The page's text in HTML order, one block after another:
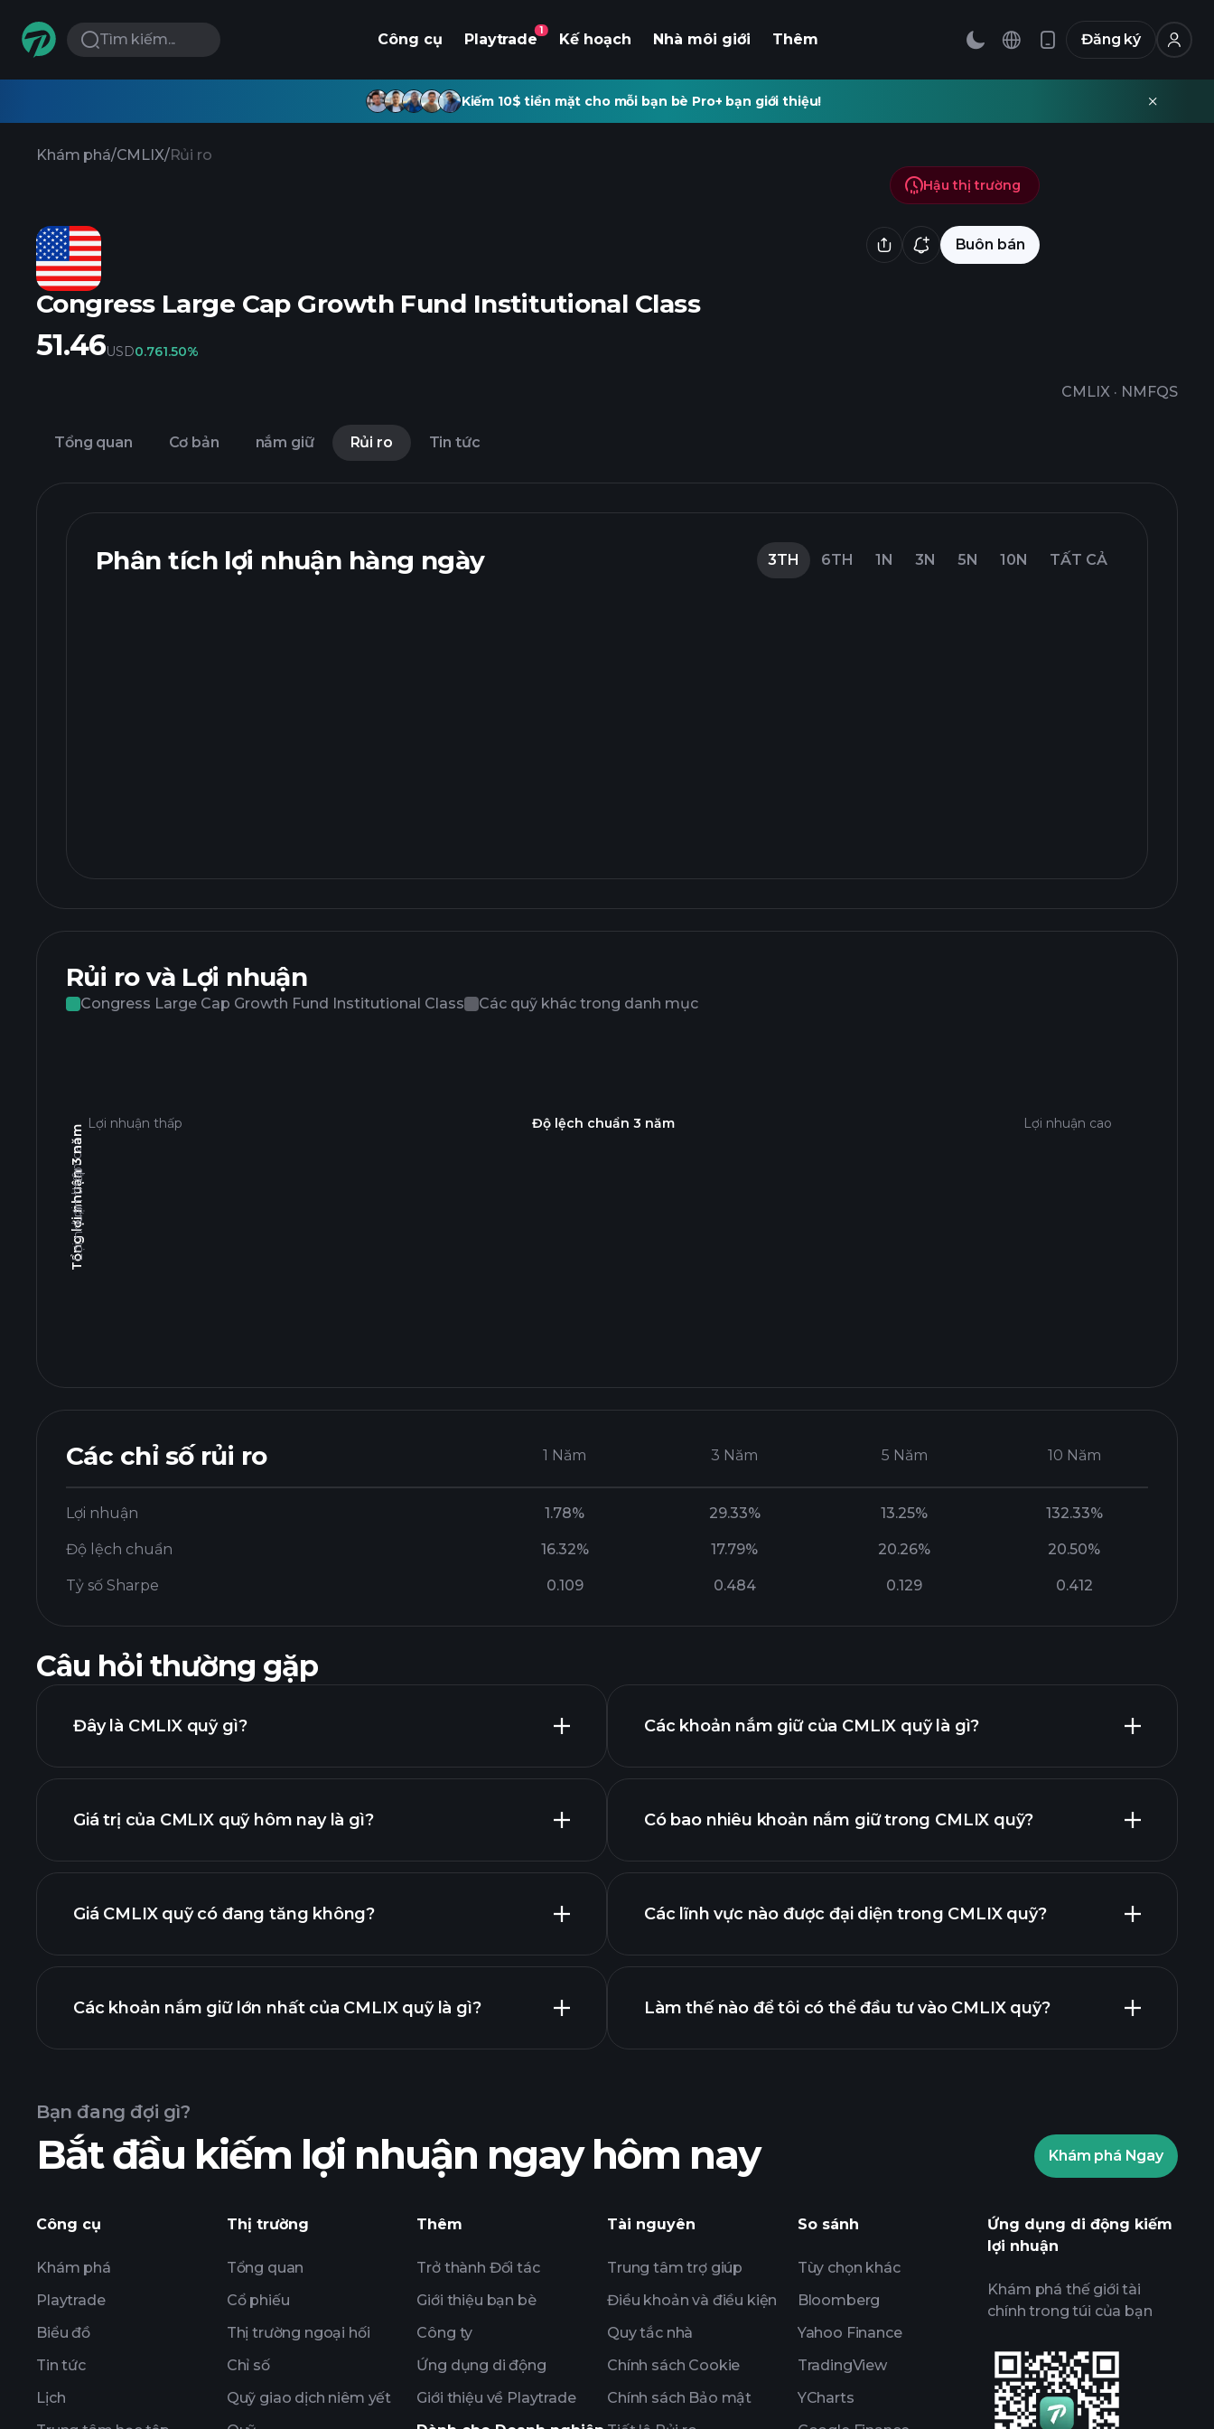
Tìm kiếm... Công cụ Playtrade
1
Kế hoạch Nhà môi giới Thêm Đăng ký
Kiếm 10$ tiền mặt cho mỗi bạn bè Pro+ bạn giới thiệu!
Khám phá/CMLIX/Rủi ro
Buôn bán
Congress Large Cap Growth Fund Institutional Class
CMLIX · NMFQS
Hậu thị trường
51.46USD0.761.50%
Tổng quan Cơ bản nắm giữ Rủi ro Tin tức
Phân tích lợi nhuận hàng ngày 3TH 6TH 1N 3N 5N 10N TẤT CẢ
Rủi ro và Lợi nhuận
Congress Large Cap Growth Fund Institutional Class Các quỹ khác trong danh mục
Lợi nhuận cao
Tổng lợi nhuận 3 năm
Lợi nhuận thấp
Lợi nhuận thấp Độ lệch chuẩn 3 năm Lợi nhuận cao
Các chỉ số rủi ro 1 Năm 3 Năm 5 Năm 10 Năm
Lợi nhuận 1.78% 29.33% 13.25% 132.33%
Độ lệch chuẩn 16.32% 17.79% 20.26% 20.50%
Tỷ số Sharpe 0.109 0.484 0.129 0.412
Câu hỏi thường gặp
Đây là CMLIX quỹ gì?
Giá trị của CMLIX quỹ hôm nay là gì?
Giá CMLIX quỹ có đang tăng không?
Các khoản nắm giữ lớn nhất của CMLIX quỹ là gì?
khoản nắm giữ
Các khoản nắm giữ của CMLIX quỹ là gì?
Có bao nhiêu khoản nắm giữ trong CMLIX quỹ?
khoản nắm giữ
Các lĩnh vực nào được đại diện trong CMLIX quỹ?
Làm thế nào để tôi có thể đầu tư vào CMLIX quỹ?
Playtrade
nghị
Bạn đang đợi gì?
Bắt đầu kiếm lợi nhuận ngay hôm nay Khám phá Ngay
Công cụ
Khám phá
Playtrade
Biểu đồ
Tin tức
Lịch
Thị trường
Tổng quan
Cổ phiếu
Thị trường ngoại hối
Chỉ số
Quỹ giao dịch niêm yết
Thêm
Trở thành Đối tác
Giới thiệu bạn bè
Công ty
Ứng dụng di động
Giới thiệu về Playtrade
Tài nguyên
Trung tâm trợ giúp
Điều khoản và điều kiện
Quy tắc nhà
Chính sách Cookie
Chính sách Bảo mật
So sánh
Tùy chọn khác
Bloomberg
Yahoo Finance
TradingView
YCharts
Ứng dụng di động kiếm
lợi nhuận
Khám phá thế giới tài
chính trong túi của bạn